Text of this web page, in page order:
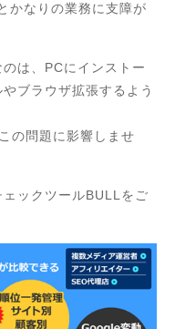
かなりの業務に支障が
は、PCにインストー
ブラウザ拡張するよう
の問題に影響しませ
ックツールBULLをご